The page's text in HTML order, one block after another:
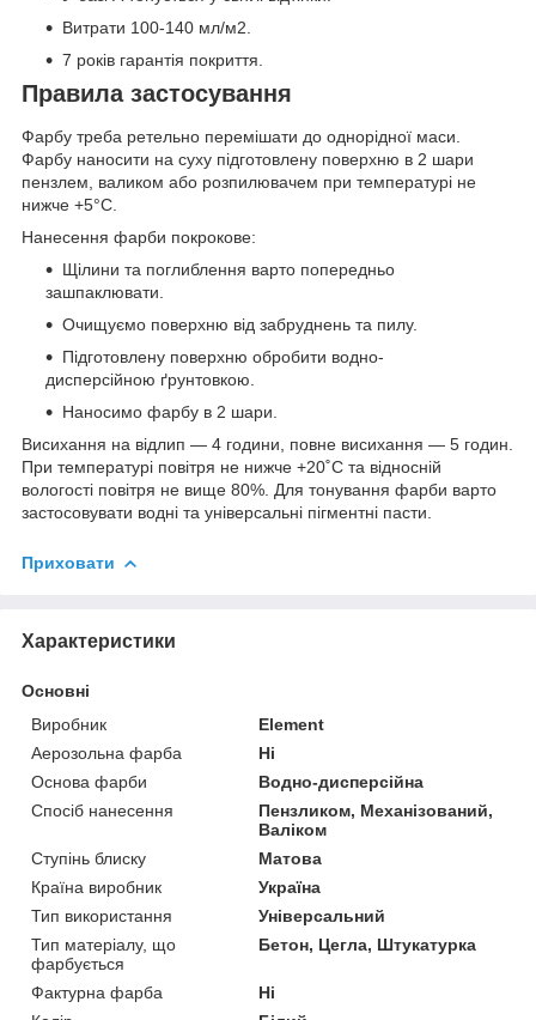
Витрати 100-140 мл/м2.
7 років гарантія покриття.
Правила застосування
Фарбу треба ретельно перемішати до однорідної маси.
Фарбу наносити на суху підготовлену поверхню в 2 шари
пензлем, валиком або розпилювачем при температурі не
нижче +5°С.
Нанесення фарби покрокове:
Щілини та поглиблення варто попередньо
зашпаклювати.
Очищуємо поверхню від забруднень та пилу.
Підготовлену поверхню обробити водно-
дисперсійною ґрунтовкою.
Наносимо фарбу в 2 шари.
Висихання на відлип — 4 години, повне висихання — 5 годин.
При температурі повітря не нижче +20˚С та відносній
вологості повітря не вище 80%. Для тонування фарби варто
застосовувати водні та універсальні пігментні пасти.
Приховати
Характеристики
Основні
Виробник
Element
Аерозольна фарба
Ні
Основа фарби
Водно-дисперсійна
Спосіб нанесення
Пензликом, Механізований,
Валіком
Ступінь блиску
Матова
Країна виробник
Україна
Тип використання
Універсальний
Тип матеріалу, що
фарбується
Бетон, Цегла, Штукатурка
Фактурна фарба
Ні